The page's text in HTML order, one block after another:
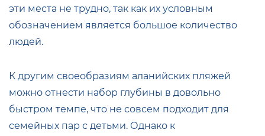
эти места не трудно, так как их условным
обозначением является большое количество
людей.
К другим своеобразиям аланийских пляжей
можно отнести набор глубины в довольно
быстром темпе, что не совсем подходит для
семейных пар с детьми. Однако к